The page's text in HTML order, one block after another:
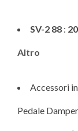
SV-2 88 :
Altro
Accessori
Pedale